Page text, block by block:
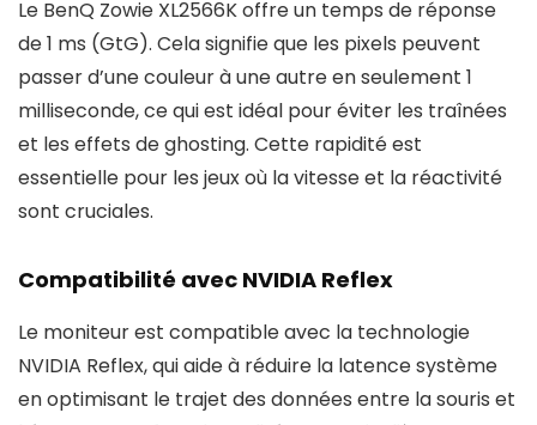
Le BenQ Zowie XL2566K offre un temps de réponse
de 1 ms (GtG). Cela signifie que les pixels peuvent
passer d’une couleur à une autre en seulement 1
milliseconde, ce qui est idéal pour éviter les traînées
et les effets de ghosting. Cette rapidité est
essentielle pour les jeux où la vitesse et la réactivité
sont cruciales.
Compatibilité avec NVIDIA Reflex
Le moniteur est compatible avec la technologie
NVIDIA Reflex, qui aide à réduire la latence système
en optimisant le trajet des données entre la souris et